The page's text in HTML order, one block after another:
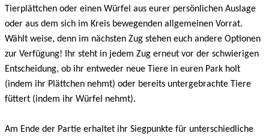
Tierplättchen oder einen Würfel aus eurer persönlichen Auslage
oder aus dem sich im Kreis bewegenden allgemeinen Vorrat.
Wählt weise, denn im nächsten Zug stehen euch andere Optionen
zur Verfügung! Ihr steht in jedem Zug erneut vor der schwierigen
Entscheidung, ob ihr entweder neue Tiere in euren Park holt
(indem ihr Plättchen nehmt) oder bereits untergebrachte Tiere
füttert (indem ihr Würfel nehmt).
Am Ende der Partie erhaltet ihr Siegpunkte für unterschiedliche